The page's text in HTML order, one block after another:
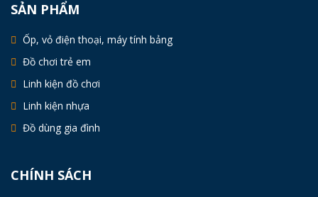
SẢN PHẨM
Ốp, vỏ điện thoại, máy tính bảng
Đồ chơi trẻ em
Linh kiện đồ chơi
Linh kiện nhựa
Đồ dùng gia đình
CHÍNH SÁCH